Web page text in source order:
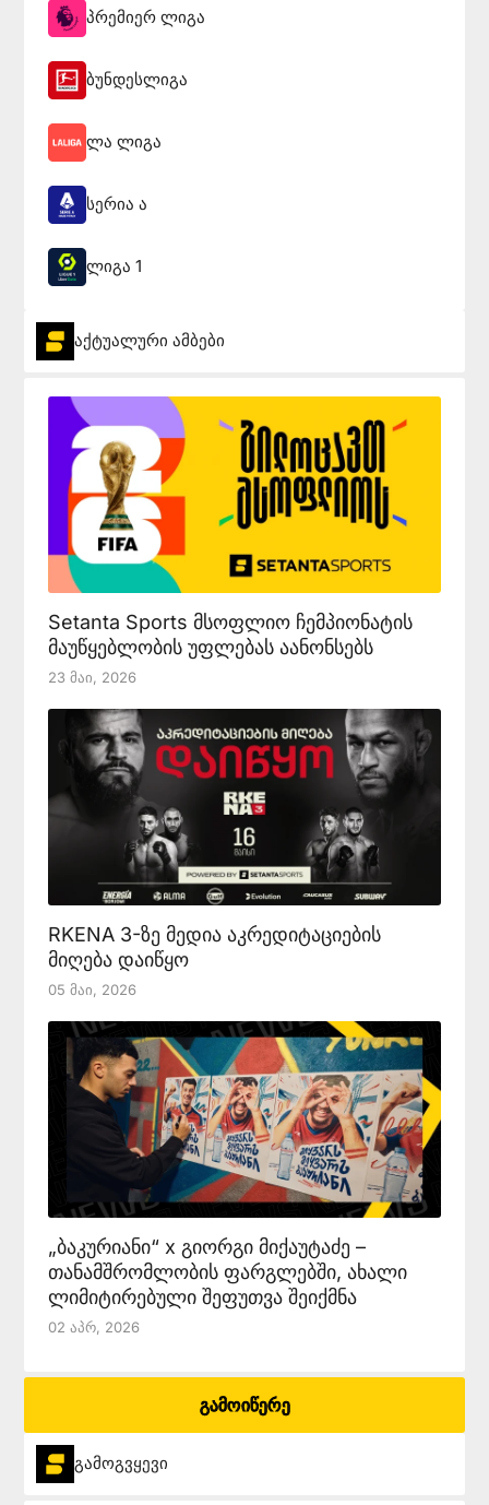
პრემიერ ლიგა
ბუნდესლიგა
ლა ლიგა
სერია ა
ლიგა 1
აქტუალური ამბები
Setanta Sports მსოფლიო ჩემპიონატის
მაუწყებლობის უფლებას აანონსებს
23 Მაი, 2026
RKENA 3-ზე მედია აკრედიტაციების
მიღება დაიწყო
05 Მაი, 2026
„ბაკურიანი“ x გიორგი მიქაუტაძე –
თანამშრომლობის ფარგლებში, ახალი
ლიმიტირებული შეფუთვა შეიქმნა
02 Აპრ, 2026
გამოიწერე
გამოგვყევი